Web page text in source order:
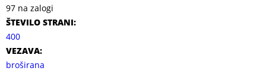
97 na zalogi
ŠTEVILO STRANI:
400
VEZAVA:
broširana